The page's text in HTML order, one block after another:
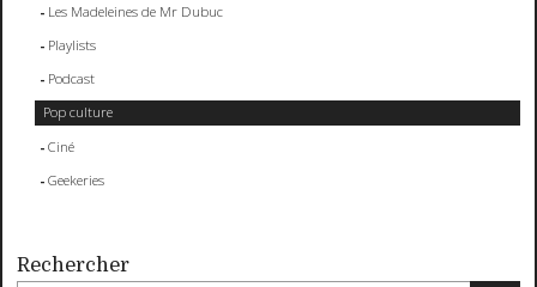
Les Madeleines de Mr Dubuc
Playlists
Podcast
Pop culture
Ciné
Geekeries
Rechercher